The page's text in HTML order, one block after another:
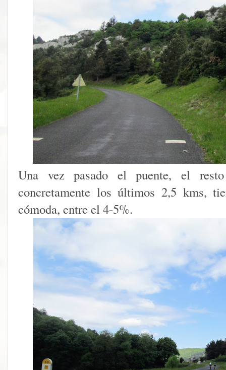
Una vez pasado el puente, el
concretamente los últimos 2,5 kms,
cómoda, entre el 4-5%.